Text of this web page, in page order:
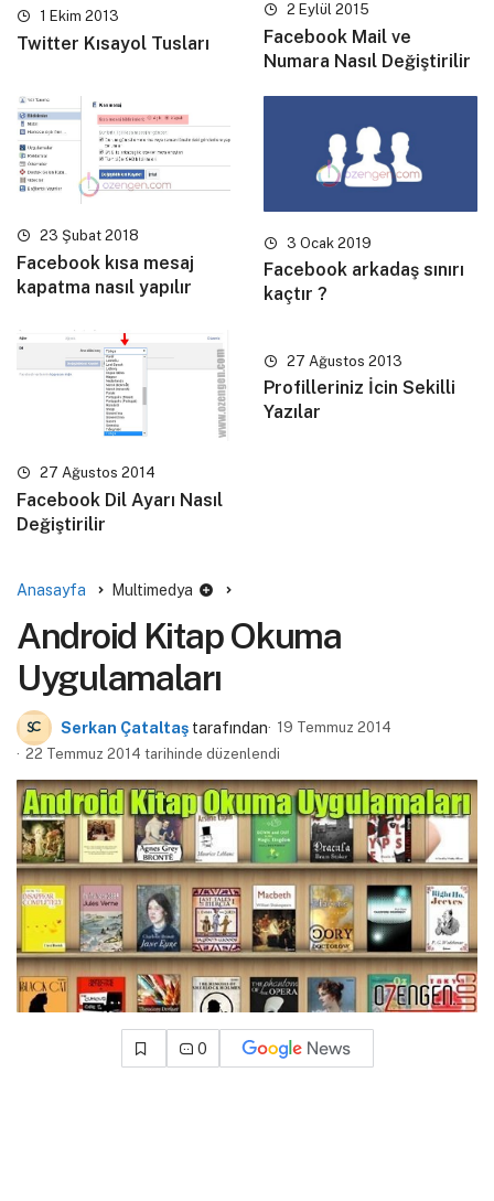
1 Ekim 2013
Twitter Kısayol Tusları
2 Eylül 2015
Facebook Mail ve
Numara Nasıl Değiştirilir
23 Şubat 2018
Facebook kısa mesaj
kapatma nasıl yapılır
3 Ocak 2019
Facebook arkadaş sınırı
kaçtır ?
27 Ağustos 2014
Facebook Dil Ayarı Nasıl
Değiştirilir
27 Ağustos 2013
Profilleriniz İcin Sekilli
Yazılar
Anasayfa Multimedya
Android Kitap Okuma
Uygulamaları
Serkan Çataltaş tarafından
19 Temmuz 2014
22 Temmuz 2014 tarihinde düzenlendi
0